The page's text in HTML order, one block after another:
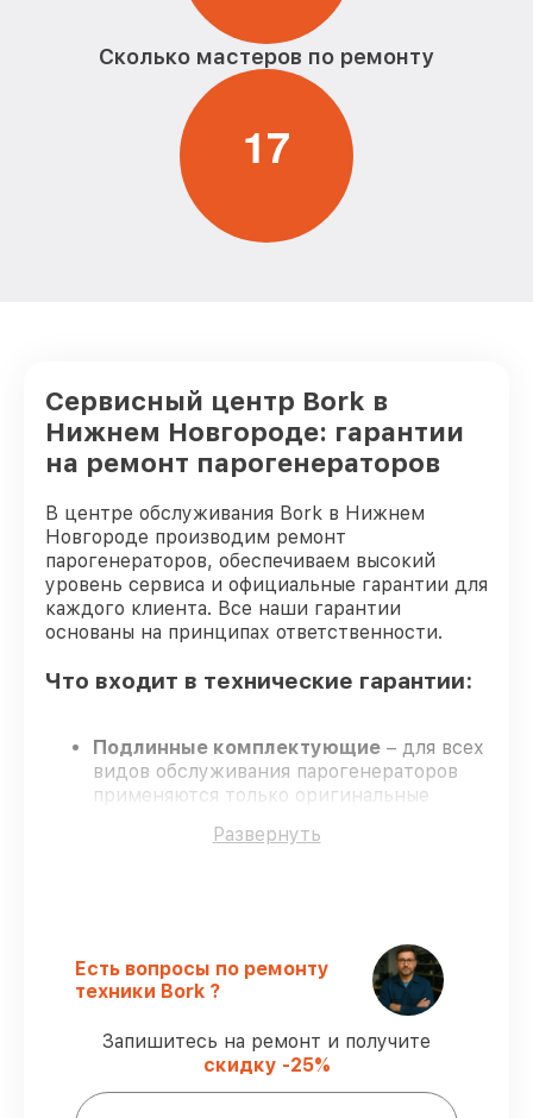
Сколько мастеров по ремонту
17
Сервисный центр Bork в
Нижнем Новгороде: гарантии
на ремонт парогенераторов
В центре обслуживания Bork в Нижнем
Новгороде производим ремонт
парогенераторов, обеспечиваем высокий
уровень сервиса и официальные гарантии для
каждого клиента. Все наши гарантии
основаны на принципах ответственности.
Что входит в технические гарантии:
Подлинные комплектующие – для всех
видов обслуживания парогенераторов
применяются только оригинальные
Опытные мастера– проверенные
Сервис с гарантией– официальная
гарантия на все виды работ.
Гарантии сервиса на обслуживание
парогенераторов:
Развернуть
Есть вопросы по ремонту
техники Bork ?
Запишитесь на ремонт и получите
скидку -25%